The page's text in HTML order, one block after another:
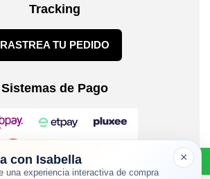
Tracking
RASTREA TU PEDIDO
Sistemas de Pago